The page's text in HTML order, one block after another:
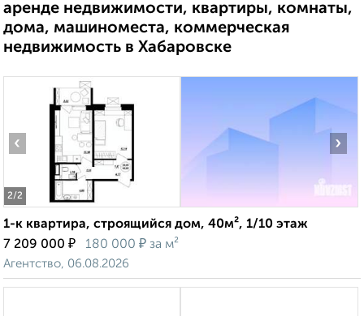
аренде недвижимости, квартиры, комнаты,
дома, машиноместа, коммерческая
недвижимость в Хабаровске
2/2
‹ ›
1-к квартира, строящийся дом, 40м², 1/10 этаж
7 209 000 ₽ 180 000 ₽ за м²
Агентство, 06.08.2026